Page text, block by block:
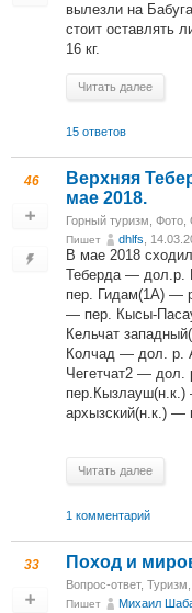
вылезли на
стоит оставлять
16 кг.
Читать далее
15 ответов
46
Верхняя
мае 2018.
Горный туризм Фото
Пишет dhlfs ,
В мае 2018
Теберда — дол.р.
пер. Гидам(1А) —
— пер. Кысы-
Кельчат
Колчад — дол. р.
Чегетчат2 —
архызский(н.к.) —
Читать далее
1 комментарий
33 Поход и
Вопрос-ответ, Туризм
Пишет Михаил